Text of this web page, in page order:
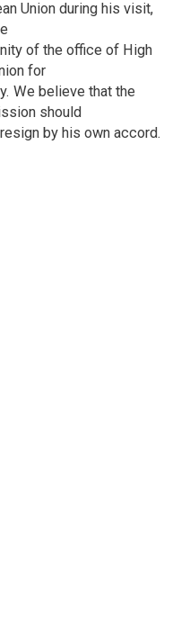
Union during his visit,
of the office of High
for
We believe that the
should
by his own accord.